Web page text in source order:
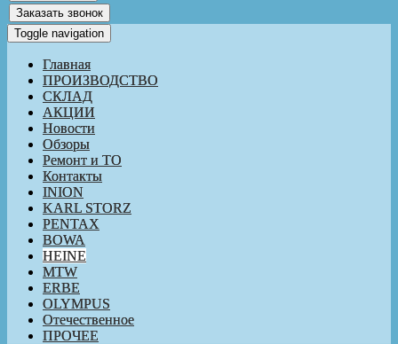
Заказать звонок
Toggle navigation
Главная
ПРОИЗВОДСТВО
СКЛАД
АКЦИИ
Новости
Обзоры
Ремонт и ТО
Контакты
INION
KARL STORZ
PENTAX
BOWA
HEINE
MTW
ERBE
OLYMPUS
Отечественное
ПРОЧЕЕ